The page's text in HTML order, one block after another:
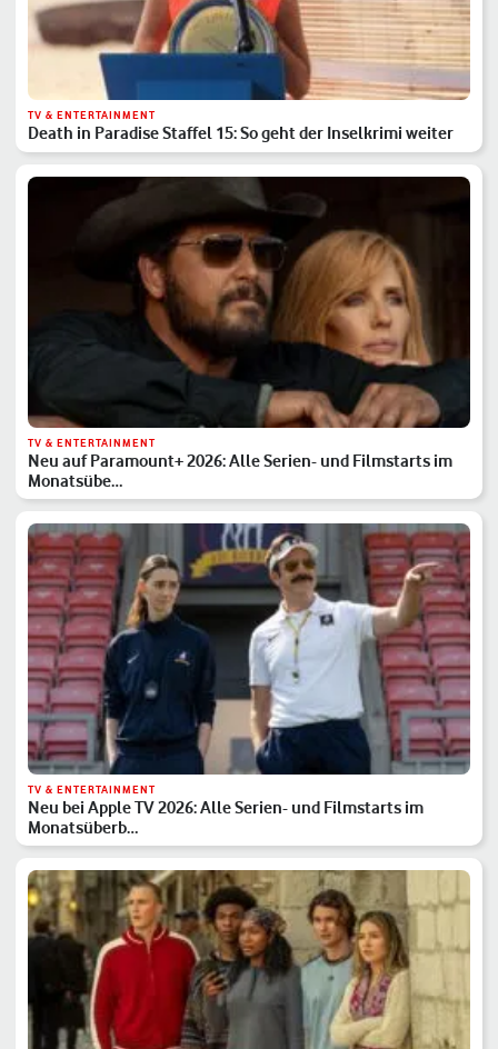
TV & ENTERTAINMENT
Death in Paradise Staffel 15: So geht der Inselkrimi weiter
TV & ENTERTAINMENT
Neu auf Paramount+ 2026: Alle Serien- und Filmstarts im
Monatsübe…
TV & ENTERTAINMENT
Neu bei Apple TV 2026: Alle Serien- und Filmstarts im
Monatsüberb…